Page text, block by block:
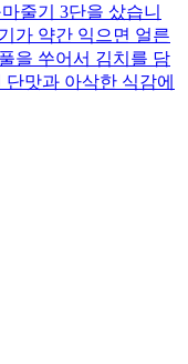
줄기 3단을 샀습니
가 약간 익으면 얼른
을 쑤어서 김치를 담
맛과 아삭한 식감에